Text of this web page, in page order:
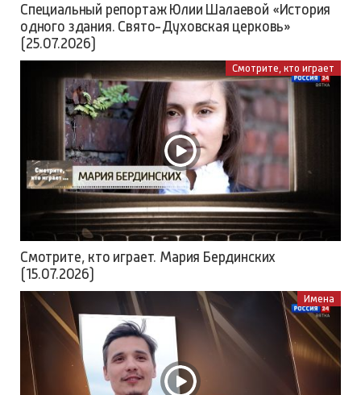
Специальный репортаж Юлии Шалаевой «История
одного здания. Свято-Духовская церковь»
(25.07.2026)
Смотрите, кто играет
Смотрите, кто играет. Мария Бердинских
(15.07.2026)
Имена